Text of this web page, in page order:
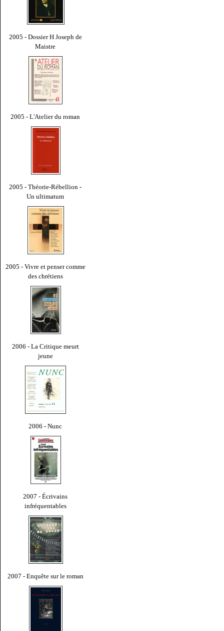
2005 - Dossier H Joseph de
Maistre
2005 - L'Atelier du roman
2005 - Théorie-Rébellion -
Un ultimatum
2005 - Vivre et penser comme
des chrétiens
2006 - La Critique meurt
jeune
2006 - Nunc
2007 - Écrivains
infréquentables
2007 - Enquête sur le roman